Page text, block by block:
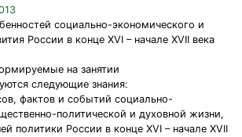
социально-экономического и
России в конце XVI – начале XVII века
на занятии
следующие знания:
фактов и событий социально-
политической и духовной жизни,
политики России в конце XVI – начале XVII